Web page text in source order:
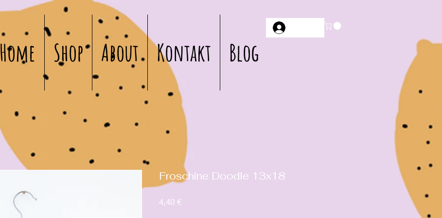
Home Shop About Kontakt Blog
Anmelden
Froschine Doodle 13x18
4,40 €Preis